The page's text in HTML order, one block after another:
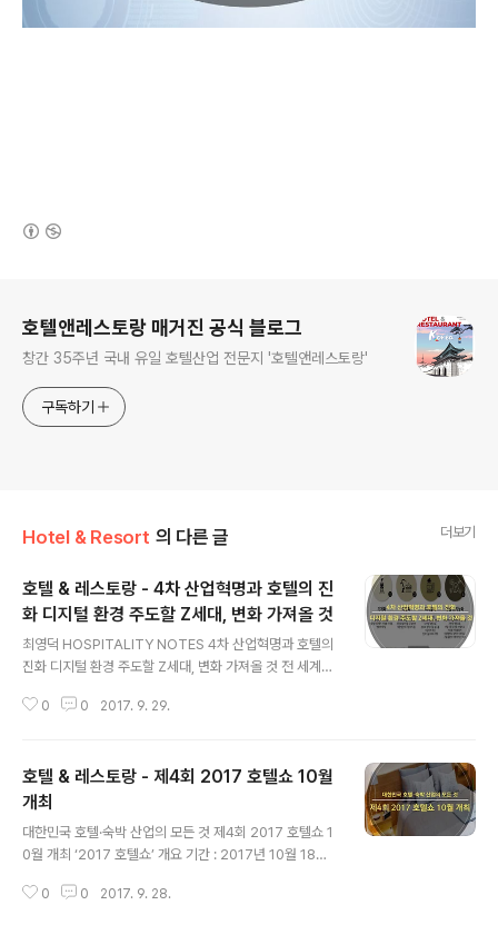
호텔앤레스토랑 매거진 공식 블로그
창간 35주년 국내 유일 호텔산업 전문지 '호텔앤레스토랑'
구독하기
Hotel & Resort 의 다른 글 더보기
호텔 & 레스토랑 - 4차 산업혁명과 호텔의 진
화 디지털 환경 주도할 Z세대, 변화 가져올 것
최영덕 HOSPITALITY NOTES 4차 산업혁명과 호텔의
진화 디지털 환경 주도할 Z세대, 변화 가져올 것 전 세계는
있다. 1차와 2차 산업혁명은 각각 증기기관 기반의 기계화,
고, 4차는 데이터, 사물인터넷, 인공지능 등을 기반으로 사
물, 사람, 공간이 세가지가 함께 연결되는 만물 초지능화의
산업혁명으로 1, 2차 산업혁명과는 달리 인간의 두뇌 기능
을 보완한 산업혁명이 시작된 것이다. 이에 빠르게 발전하
살펴보고자 한다. 고객 Lifestyle의 변화 4차 혁명에 따른
0 0 2017. 9. 29.
호텔 & 레스토랑 - 제4회 2017 호텔쇼 10월
개최
대한민국 호텔·숙박 산업의 모든 것 제4회 2017 호텔쇼 1
0월 개최 ‘2017 호텔쇼’ 개요 기간 : 2017년 10월 18일
0 부스 주최 : 호텔앤레스토랑 매거진, (주)미래전람 동시
0 0 2017. 9. 28.